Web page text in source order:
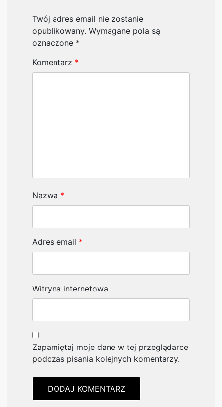
Twój adres email nie zostanie
opublikowany. Wymagane pola są
oznaczone *
Komentarz *
Nazwa *
Adres email *
Witryna internetowa
Zapamiętaj moje dane w tej przeglądarce
podczas pisania kolejnych komentarzy.